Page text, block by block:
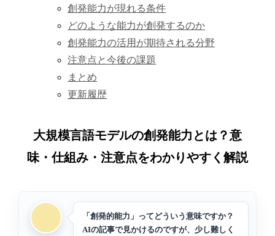
創発能力が現れる条件
どのような能力が創発するのか
創発能力の活用が期待される分野
注意点と今後の課題
まとめ
更新履歴
大規模言語モデルの創発能力とは？意
味・仕組み・注意点をわかりやすく解説
「創発的能力」ってどういう意味ですか？
AIの記事で見かけるのですが、少し難しく